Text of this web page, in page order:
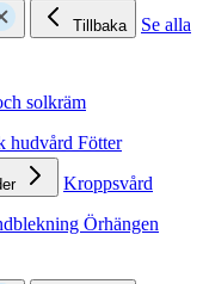
Tillbaka
Se alla
solkräm
hudvård Fötter
Kroppsvård
Örhängen